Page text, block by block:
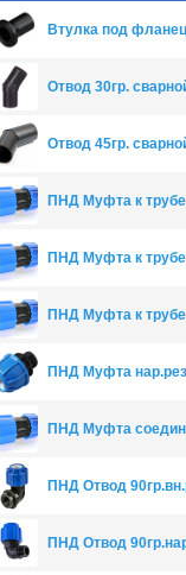
Втулка под
Отвод 30гр.
Отвод 45гр.
ПНД Муфта к
ПНД Муфта к
ПНД Муфта к
ПНД Муфта
ПНД Муфта
ПНД Отвод
ПНД Отвод